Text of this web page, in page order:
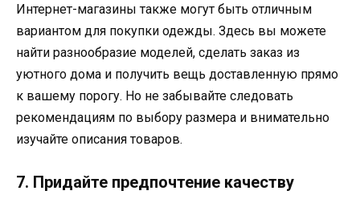
Интернет-магазины также могут быть отличным
вариантом для покупки одежды. Здесь вы можете
найти разнообразие моделей, сделать заказ из
уютного дома и получить вещь доставленную прямо
к вашему порогу. Но не забывайте следовать
рекомендациям по выбору размера и внимательно
изучайте описания товаров.
7. Придайте предпочтение качеству